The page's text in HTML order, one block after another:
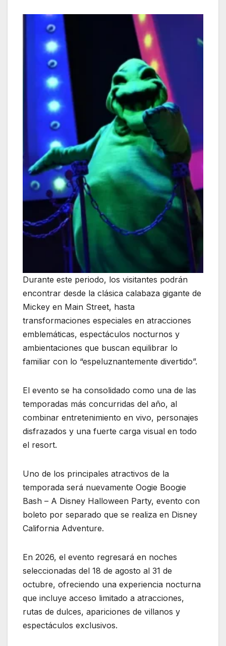
Durante este periodo, los visitantes podrán
encontrar desde la clásica calabaza gigante de
Mickey en Main Street, hasta
transformaciones especiales en atracciones
emblemáticas, espectáculos nocturnos y
ambientaciones que buscan equilibrar lo
familiar con lo “espeluznantemente divertido”.
El evento se ha consolidado como una de las
temporadas más concurridas del año, al
combinar entretenimiento en vivo, personajes
disfrazados y una fuerte carga visual en todo
el resort.
Uno de los principales atractivos de la
temporada será nuevamente Oogie Boogie
Bash – A Disney Halloween Party, evento con
boleto por separado que se realiza en Disney
California Adventure.
En 2026, el evento regresará en noches
seleccionadas del 18 de agosto al 31 de
octubre, ofreciendo una experiencia nocturna
que incluye acceso limitado a atracciones,
rutas de dulces, apariciones de villanos y
espectáculos exclusivos.